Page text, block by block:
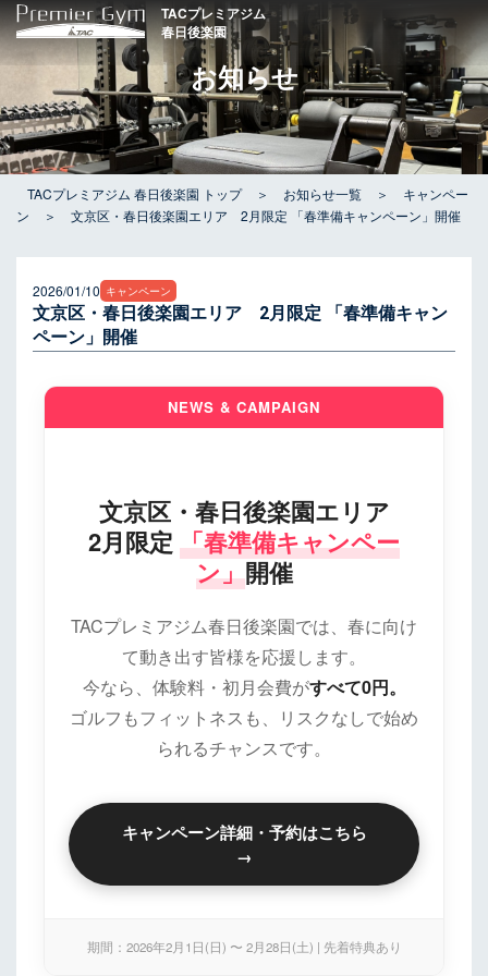
内
容
を
キ
ッ
プ
TACプレミアジム
春日後楽園
お知らせ
TACプレミアジム 春日後楽園 トップ ＞ お知らせ一覧 ＞
キャンペー
ン
＞ 文京区・春日後楽園エリア 2月限定 「春準備キャンペーン」開催
2026/01/10 キャンペーン
文京区・春日後楽園エリア 2月限定 「春準備キャン
ペーン」開催
NEWS & CAMPAIGN
文京区・春日後楽園エリア
2月限定 「春準備キャンペー
ン」開催
TACプレミアジム春日後楽園では、春に向け
て動き出す皆様を応援します。
今なら、体験料・初月会費がすべて0円。
ゴルフもフィットネスも、リスクなしで始め
られるチャンスです。
キャンペーン詳細・予約はこちら
→
期間：2026年2月1日(日) 〜 2月28日(土) | 先着特典あり